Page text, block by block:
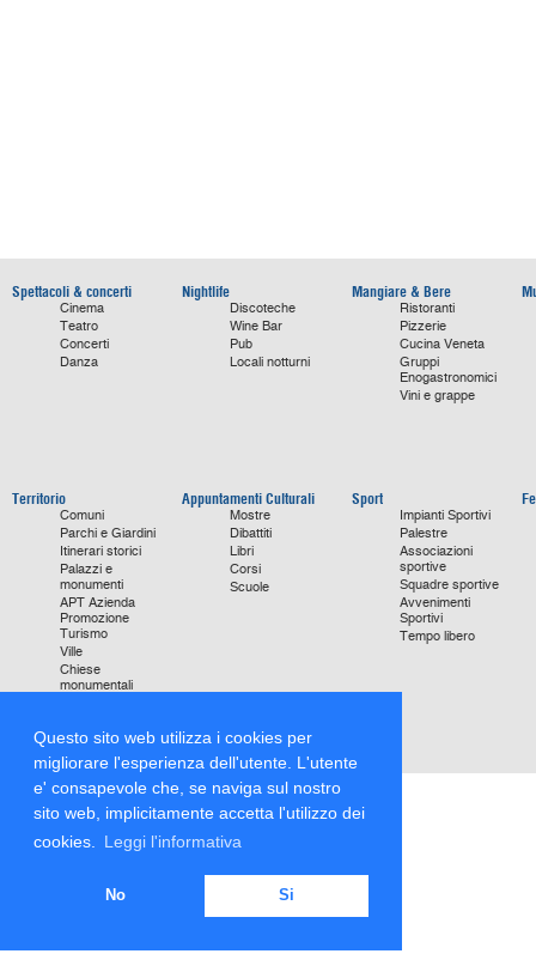
Questo sito web utilizza i cookies per
migliorare l'esperienza dell'utente. L'utente
e' consapevole che, se naviga sul nostro
sito web, implicitamente accetta l'utilizzo dei
cookies.
Leggi l'informativa
No Si
Spettacoli & concerti
Cinema
Teatro
Concerti
Danza
Nightlife
Discoteche
Wine Bar
Pub
Locali notturni
Mangiare & Bere
Ristoranti
Pizzerie
Cucina Veneta
Gruppi
Enogastronomici
Vini e grappe
Territorio
Comuni
Parchi e Giardini
Itinerari storici
Palazzi e
monumenti
APT Azienda
Promozione
Turismo
Ville
Chiese
monumentali
Appuntamenti Culturali
Mostre
Dibattiti
Libri
Corsi
Scuole
Sport
Impianti Sportivi
Palestre
Associazioni
sportive
Squadre sportive
Avvenimenti
Sportivi
Tempo libero